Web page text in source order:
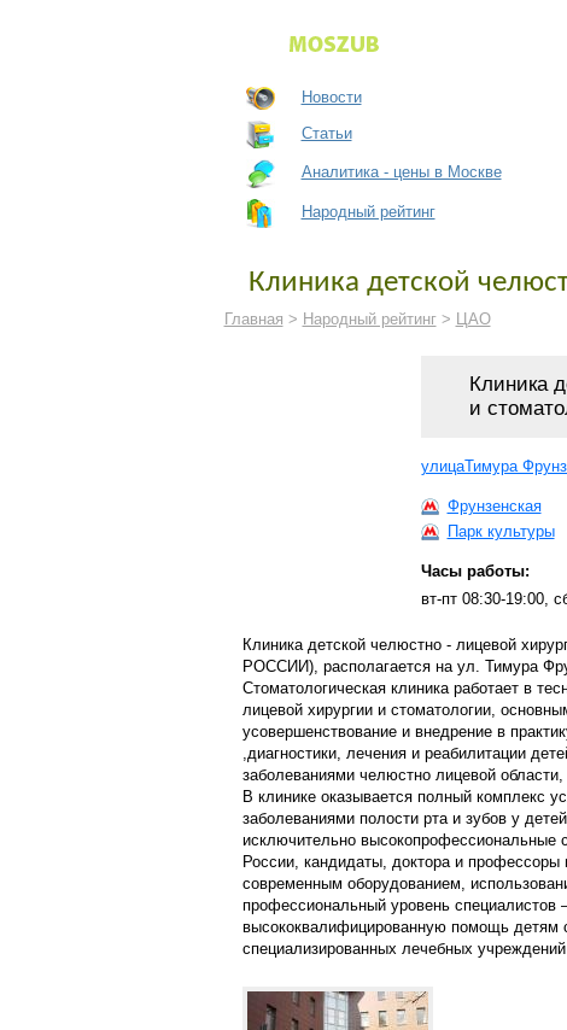
Новости
Статьи
Аналитика - цены в Москве
Народный рейтинг
Клиника детской
Главная > Народный рейтинг> ЦАО
Клиника
и
улицаТимура
Фрунзенская
Парк культуры
Часы работы:
вт-пт 08:30-19:00,
Клиника детской челюстно - лицевой
РОССИИ), располагается на ул. Тимура
Стоматологическая клиника работает в
лицевой хирургии и стоматологии,
усовершенствование и внедрение в
,диагностики, лечения и реабилитации
заболеваниями челюстно лицевой
В клинике оказывается полный комплекс
заболеваниями полости рта и зубов у
исключительно высокопрофессиональные
России, кандидаты, доктора и
современным оборудованием,
профессиональный уровень
высококвалифицированную помощь
специализированных лечебных